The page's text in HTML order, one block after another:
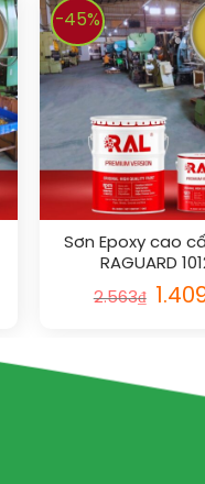
-45%
Sơn Epoxy cao
RAGUARD
2.563₫